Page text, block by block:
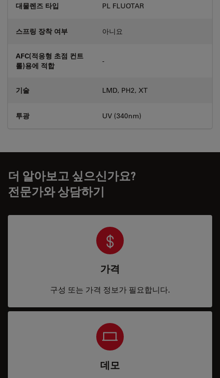
대물렌즈 타입 PL FLUOTAR
스프링 장착 여부 아니요
AFC(적응형 초점 컨트
롤)용에 적합
-
기술 LMD, PH2, XT
투광 UV (340nm)
더 알아보고 싶으신가요?
전문가와 상담하기
가격
구성 또는 가격 정보가 필요합니다.
데모